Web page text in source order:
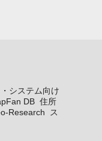
システム向け
DB 住所
Research
ス